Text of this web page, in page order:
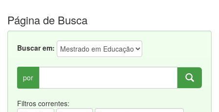
Página de Busca
Buscar em:
por
Filtros correntes: